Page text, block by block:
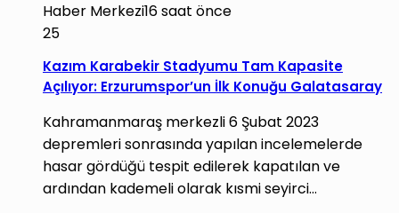
Haber Merkezi16 saat önce
25
Kazım Karabekir Stadyumu Tam Kapasite
Açılıyor: Erzurumspor’un İlk Konuğu Galatasaray
Kahramanmaraş merkezli 6 Şubat 2023
depremleri sonrasında yapılan incelemelerde
hasar gördüğü tespit edilerek kapatılan ve
ardından kademeli olarak kısmi seyirci…